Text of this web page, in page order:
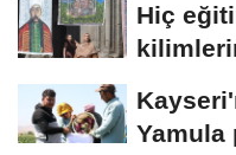
Hiç
Yamula